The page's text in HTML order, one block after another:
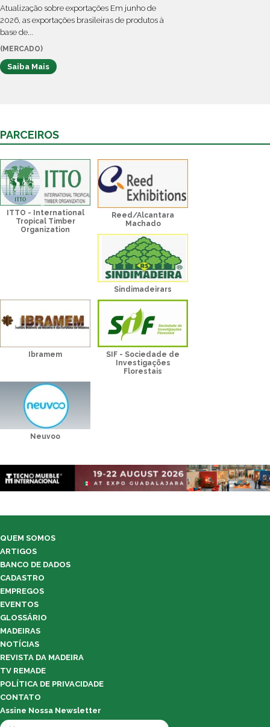
Atualização sobre exportações Em junho de
2026, as exportações brasileiras de produtos à
base de...
(MERCADO)
Saiba Mais
PARCEIROS
ITTO - International
Tropical Timber
Organization
Reed/Alcantara
Machado
Sindimadeirars
Ibramem
SIF - Sociedade de
Investigações
Florestais
Neuvoo
QUEM SOMOS
ARTIGOS
BANCO DE DADOS
CADASTRO
EMPREGOS
EVENTOS
GLOSSÁRIO
MADEIRAS
NOTÍCIAS
REVISTA DA MADEIRA
TV REMADE
POLÍTICA DE PRIVACIDADE
CONTATO
Assine Nossa Newsletter